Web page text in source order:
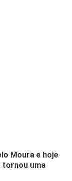
Moura e hoje
tornou uma